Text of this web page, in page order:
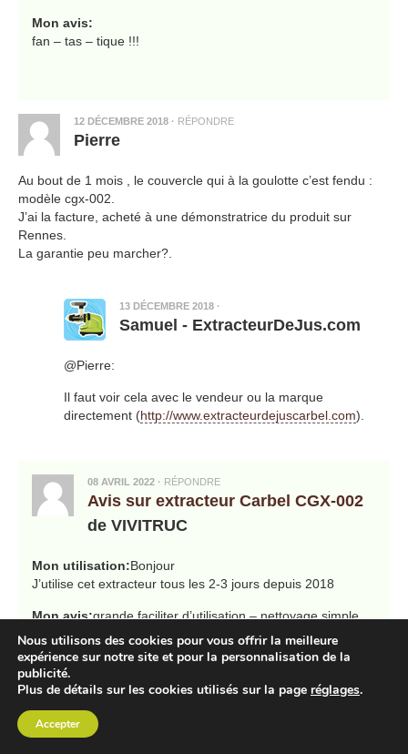
Mon avis:
fan – tas – tique !!!
12 DÉCEMBRE 2018 · RÉPONDRE
Pierre
Au bout de 1 mois , le couvercle qui à la goulotte c’est fendu :
modèle cgx-002.
J’ai la facture, acheté à une démonstratrice du produit sur
Rennes.
La garantie peu marcher?.
13 DÉCEMBRE 2018 ·
Samuel - ExtracteurDeJus.com
@Pierre:
Il faut voir cela avec le vendeur ou la marque
directement (http://www.extracteurdejuscarbel.com).
08 AVRIL 2022 · RÉPONDRE
Avis sur extracteur Carbel CGX-002
de VIVITRUC
Mon utilisation:Bonjour
J’utilise cet extracteur tous les 2-3 jours depuis 2018
Mon avis:grande faciliter d’utilisation – nettoyage simple
eau et savon liquide avec la petite brossette RAS.
je fais environ 2 litres en une seule fois – les jus sont très
bons et de très bonne qualité.
1er achat extracteur CARBEL – je resterai fidèle à CARBEL.
Note ExtracteurDeJus.com
Nous utilisons des cookies pour vous offrir la meilleure
expérience sur notre site et pour la personnalisation de la
publicité.
Plus de détails sur les cookies utilisés sur la page réglages.
Accepter